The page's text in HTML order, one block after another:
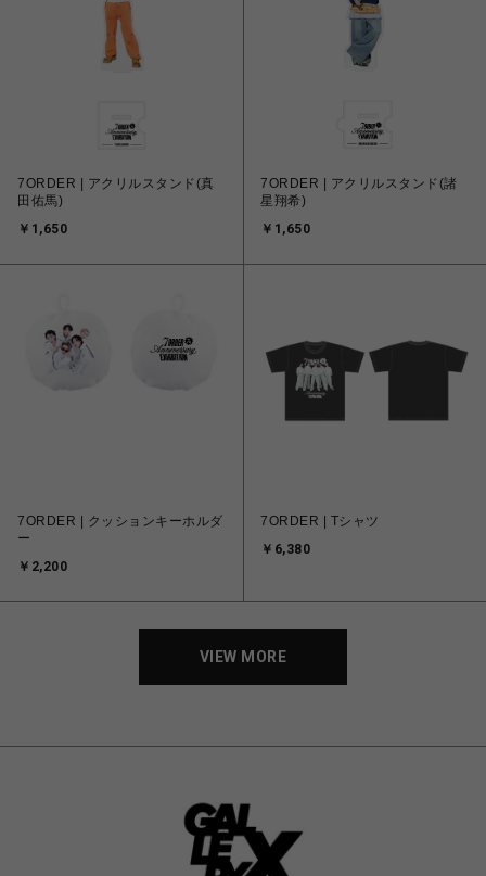
7ORDER | アクリルスタンド(真
田佑馬)
￥1,650
7ORDER | アクリルスタンド(諸
星翔希)
￥1,650
7ORDER | クッションキーホルダ
ー
￥2,200
7ORDER | Tシャツ
￥6,380
VIEW MORE